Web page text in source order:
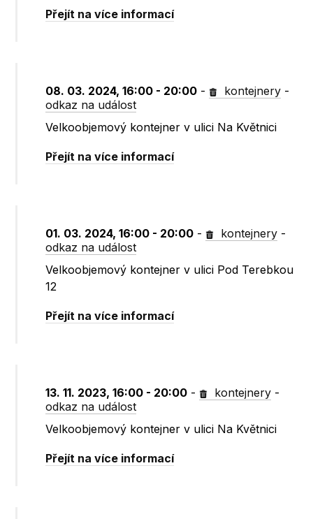
Přejít na více informací
08. 03. 2024, 16:00 - 20:00 - kontejnery -
odkaz na událost
Velkoobjemový kontejner v ulici Na Květnici
Přejít na více informací
01. 03. 2024, 16:00 - 20:00 - kontejnery -
odkaz na událost
Velkoobjemový kontejner v ulici Pod Terebkou
12
Přejít na více informací
13. 11. 2023, 16:00 - 20:00 - kontejnery -
odkaz na událost
Velkoobjemový kontejner v ulici Na Květnici
Přejít na více informací